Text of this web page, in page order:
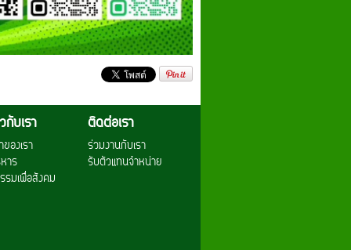
กับเรา
องเรา
าร
รมเพื่อสังคม
ติดต่อเรา
ร่วมงานกับเรา
รับตัวแทนจำหน่าย